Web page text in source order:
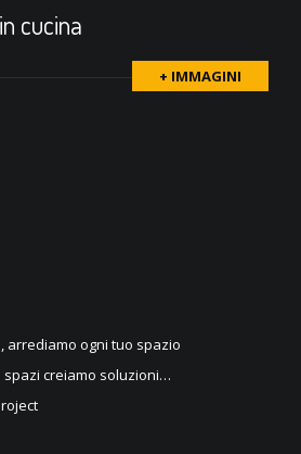
cucina
+ IMMAGINI
arrediamo ogni tuo spazio
spazi creiamo soluzioni…